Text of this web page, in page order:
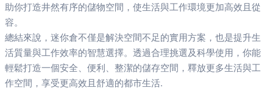
助你打造井然有序的儲物空間，使生活與工作環境更加高效且從
容。
總結來說，迷你倉不僅是解決空間不足的實用方案，也是提升生
活質量與工作效率的智慧選擇。透過合理挑選及科學使用，你能
輕鬆打造一個安全、便利、整潔的儲存空間，釋放更多生活與工
作空間，享受更高效且舒適的都市生活.